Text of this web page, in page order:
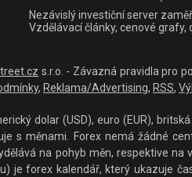
Nezávislý investiční server
Vzdělávací články, cenové
s.r.o. - Závazná pravidla pro
, Reklama/Advertising, RSS,
dolar (USD), euro (EUR),
s měnami. Forex nemá žádné
na pohyb měn, respektive
je forex kalendář, který ukazuje